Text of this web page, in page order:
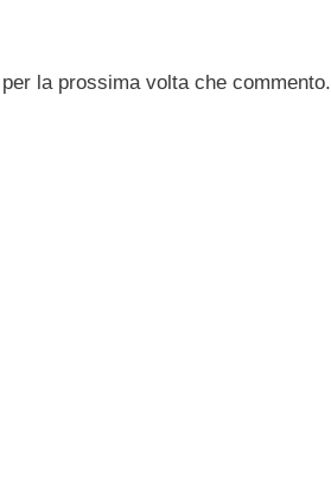
la prossima volta che commento.